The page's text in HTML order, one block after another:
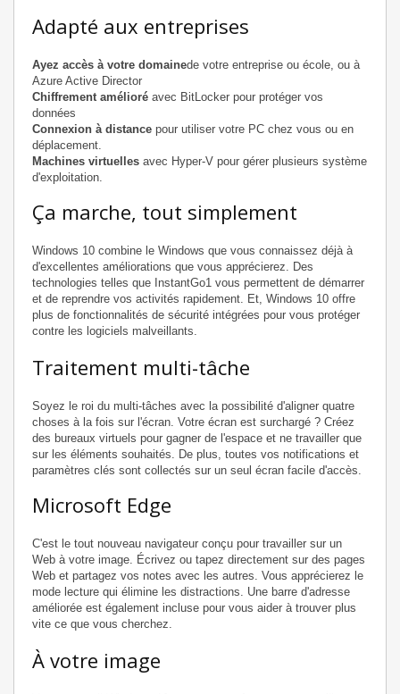
Adapté aux entreprises
Ayez accès à votre domainede votre entreprise ou école, ou à
Azure Active Director
Chiffrement amélioré avec BitLocker pour protéger vos
données
Connexion à distance pour utiliser votre PC chez vous ou en
déplacement.
Machines virtuelles avec Hyper-V pour gérer plusieurs système
d'exploitation.
Ça marche, tout simplement
Windows 10 combine le Windows que vous connaissez déjà à
d'excellentes améliorations que vous apprécierez. Des
technologies telles que InstantGo1 vous permettent de démarrer
et de reprendre vos activités rapidement. Et, Windows 10 offre
plus de fonctionnalités de sécurité intégrées pour vous protéger
contre les logiciels malveillants.
Traitement multi-tâche
Soyez le roi du multi-tâches avec la possibilité d'aligner quatre
choses à la fois sur l'écran. Votre écran est surchargé ? Créez
des bureaux virtuels pour gagner de l'espace et ne travailler que
sur les éléments souhaités. De plus, toutes vos notifications et
paramètres clés sont collectés sur un seul écran facile d'accès.
Microsoft Edge
C'est le tout nouveau navigateur conçu pour travailler sur un
Web à votre image. Écrivez ou tapez directement sur des pages
Web et partagez vos notes avec les autres. Vous apprécierez le
mode lecture qui élimine les distractions. Une barre d'adresse
améliorée est également incluse pour vous aider à trouver plus
vite ce que vous cherchez.
À votre image